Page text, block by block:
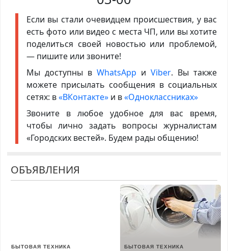
Если вы стали очевидцем происшествия, у вас
есть фото или видео с места ЧП, или вы хотите
поделиться своей новостью или проблемой,
— пишите или звоните!
Мы доступны в WhatsApp иViber. Вы также
можете присылать сообщения в социальных
сетях: в«ВКонтакте»и в«Одноклассниках»
Звоните в любое удобное для вас время,
чтобы лично задать вопросы журналистам
«Городских вестей». Будем рады общению!
ОБЪЯВЛЕНИЯ
БЫТОВАЯ ТЕХНИКА БЫТОВАЯ ТЕХНИКА